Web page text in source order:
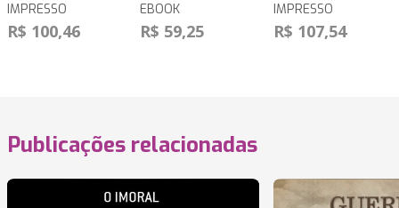
IMPRESSO
R$ 100,46
EBOOK
R$ 59,25
IMPRESSO
R$ 107,54
Publicações relacionadas